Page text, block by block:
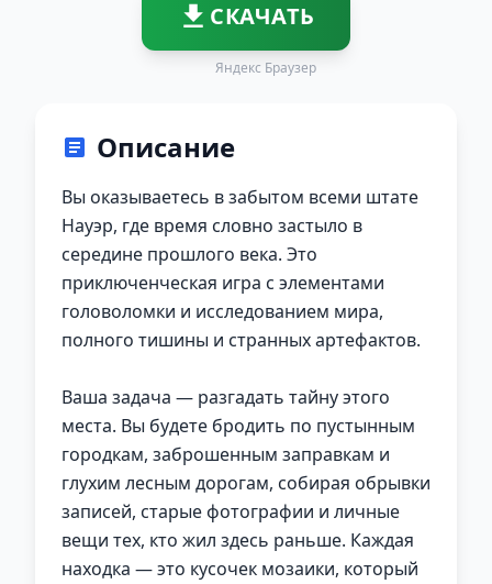
СКАЧАТЬ
Яндекс Браузер
Описание
Вы оказываетесь в забытом всеми штате
Науэр, где время словно застыло в
середине прошлого века. Это
приключенческая игра с элементами
головоломки и исследованием мира,
полного тишины и странных артефактов.
Ваша задача — разгадать тайну этого
места. Вы будете бродить по пустынным
городкам, заброшенным заправкам и
глухим лесным дорогам, собирая обрывки
записей, старые фотографии и личные
вещи тех, кто жил здесь раньше. Каждая
находка — это кусочек мозаики, который